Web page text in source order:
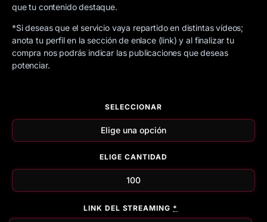
SELECCIONAR
ELIGE CANTIDAD
LINK DEL STREAMING *
que tu contenido destaque.
*Si deseas que el servicio vaya repartido en distintas vídeos;
anota tu perfil en la sección de enlace (link) y al finalizar tu
compra nos podrás indicar las publicaciones que deseas
potenciar.